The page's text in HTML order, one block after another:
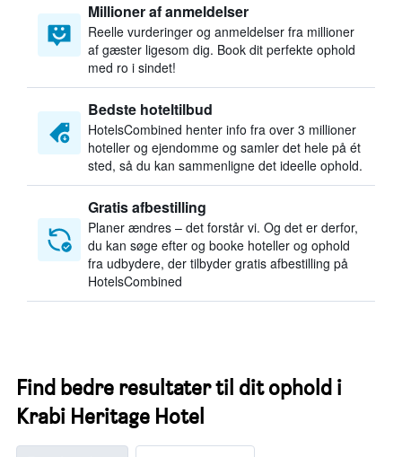
Millioner af anmeldelser
Reelle vurderinger og anmeldelser fra millioner
af gæster ligesom dig. Book dit perfekte ophold
med ro i sindet!
Bedste hoteltilbud
HotelsCombined henter info fra over 3 millioner
hoteller og ejendomme og samler det hele på ét
sted, så du kan sammenligne det ideelle ophold.
Gratis afbestilling
Planer ændres – det forstår vi. Og det er derfor,
du kan søge efter og booke hoteller og ophold
fra udbydere, der tilbyder gratis afbestilling på
HotelsCombined
Find bedre resultater til dit ophold i
Krabi Heritage Hotel